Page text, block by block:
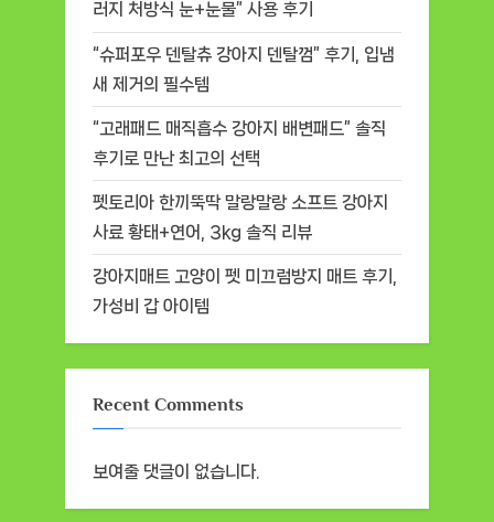
러지 처방식 눈+눈물” 사용 후기
“슈퍼포우 덴탈츄 강아지 덴탈껌” 후기, 입냄
새 제거의 필수템
“고래패드 매직흡수 강아지 배변패드” 솔직
후기로 만난 최고의 선택
펫토리아 한끼뚝딱 말랑말랑 소프트 강아지
사료 황태+연어, 3kg 솔직 리뷰
강아지매트 고양이 펫 미끄럼방지 매트 후기,
가성비 갑 아이템
Recent Comments
보여줄 댓글이 없습니다.